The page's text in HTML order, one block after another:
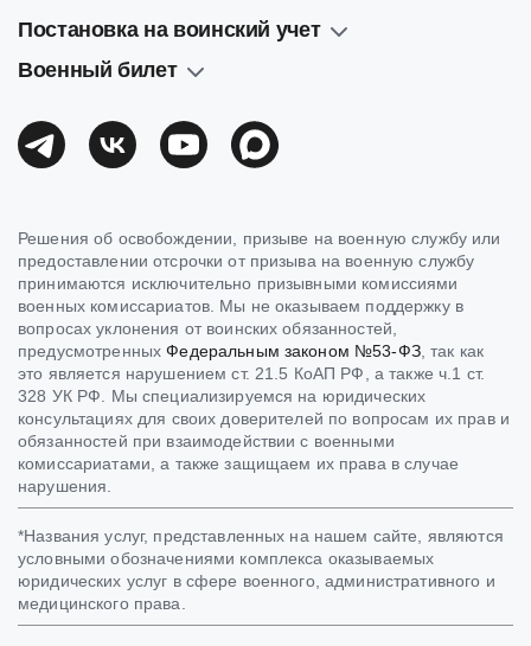
Постановка на воинский учет
Военный билет
Решения об освобождении, призыве на военную службу или
предоставлении отсрочки от призыва на военную службу
принимаются исключительно призывными комиссиями
военных комиссариатов. Мы не оказываем поддержку в
вопросах уклонения от воинских обязанностей,
предусмотренныхФедеральным законом №53-ФЗ, так как
это является нарушением ст. 21.5 КоАП РФ, а также ч.1 ст.
328 УК РФ. Мы специализируемся на юридических
консультациях для своих доверителей по вопросам их прав и
обязанностей при взаимодействии с военными
комиссариатами, а также защищаем их права в случае
нарушения.
*Названия услуг, представленных на нашем сайте, являются
условными обозначениями комплекса оказываемых
юридических услуг в сфере военного, административного и
медицинского права.